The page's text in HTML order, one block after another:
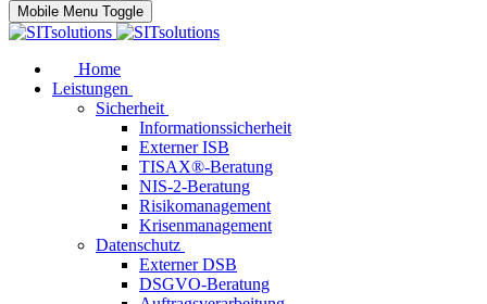
Mobile Menu Toggle
Home
Leistungen
Sicherheit
Informationssicherheit
Externer ISB
TISAX®-Beratung
NIS-2-Beratung
Risikomanagement
Krisenmanagement
Datenschutz
Externer DSB
DSGVO-Beratung